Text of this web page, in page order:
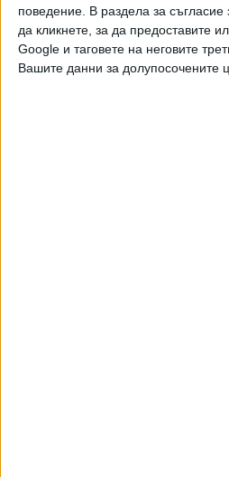
поведение. В раздела за
да кликнете, за да предоставите
Google и таговете на неговите
Вашите данни за долупосочените
АМБИЦИИ